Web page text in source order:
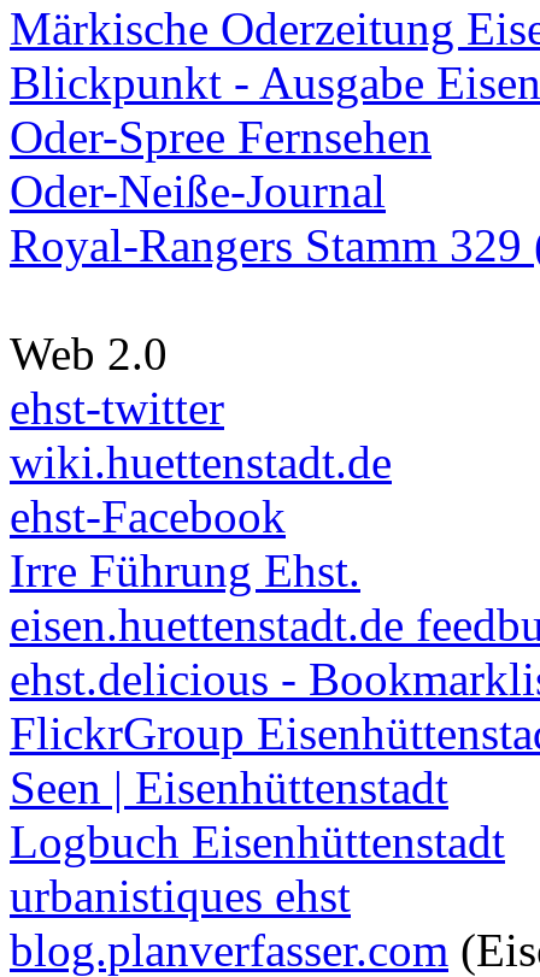
Märkische Oderzeitung
Blickpunkt - Ausgabe
Oder-Spree Fernsehen
Oder-Neiße-Journal
Royal-Rangers Stamm
Web 2.0
ehst-twitter
wiki.huettenstadt.de
ehst-Facebook
Irre Führung Ehst.
eisen.huettenstadt.de
ehst.delicious -
FlickrGroup
Seen | Eisenhüttenstadt
Logbuch Eisenhüttenstadt
urbanistiques ehst
blog.planverfasser.com